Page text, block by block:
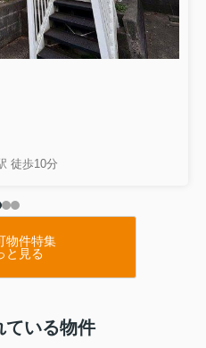
徒歩10分
物件特集
と見る
ている物件